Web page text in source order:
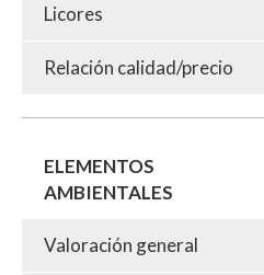
Licores
Relación calidad/precio
ELEMENTOS
AMBIENTALES
Valoración general